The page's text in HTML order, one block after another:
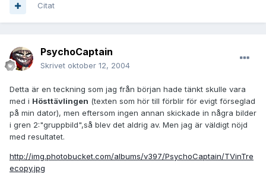
Citat
PsychoCaptain
Skrivet oktober 12, 2004
Detta är en teckning som jag från början hade tänkt skulle vara
med i Hösttävlingen (texten som hör till förblir för evigt förseglad
på min dator), men eftersom ingen annan skickade in några bilder
i gren 2:"gruppbild",så blev det aldrig av. Men jag är väldigt nöjd
med resultatet.
http://img.photobucket.com/albums/v397/PsychoCaptain/TVinTre
ecopy.jpg